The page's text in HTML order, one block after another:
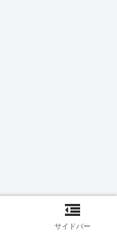
サイドバー